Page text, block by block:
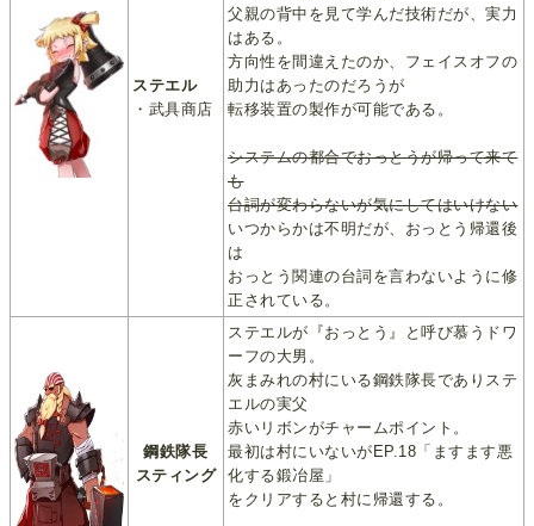
ステエル
・武具商店
父親の背中を見て学んだ技術だが、実力
はある。
方向性を間違えたのか、フェイスオフの
助力はあったのだろうが
転移装置の製作が可能である。
システムの都合でおっとうが帰って来て
も
台詞が変わらないが気にしてはいけない
いつからかは不明だが、おっとう帰還後
は
おっとう関連の台詞を言わないように修
正されている。
鋼鉄隊長
スティング
ステエルが『おっとう』と呼び慕うドワ
ーフの大男。
灰まみれの村にいる鋼鉄隊長でありステ
エルの実父
赤いリボンがチャームポイント。
最初は村にいないがEP.18「ますます悪
化する鍛冶屋」
をクリアすると村に帰還する。